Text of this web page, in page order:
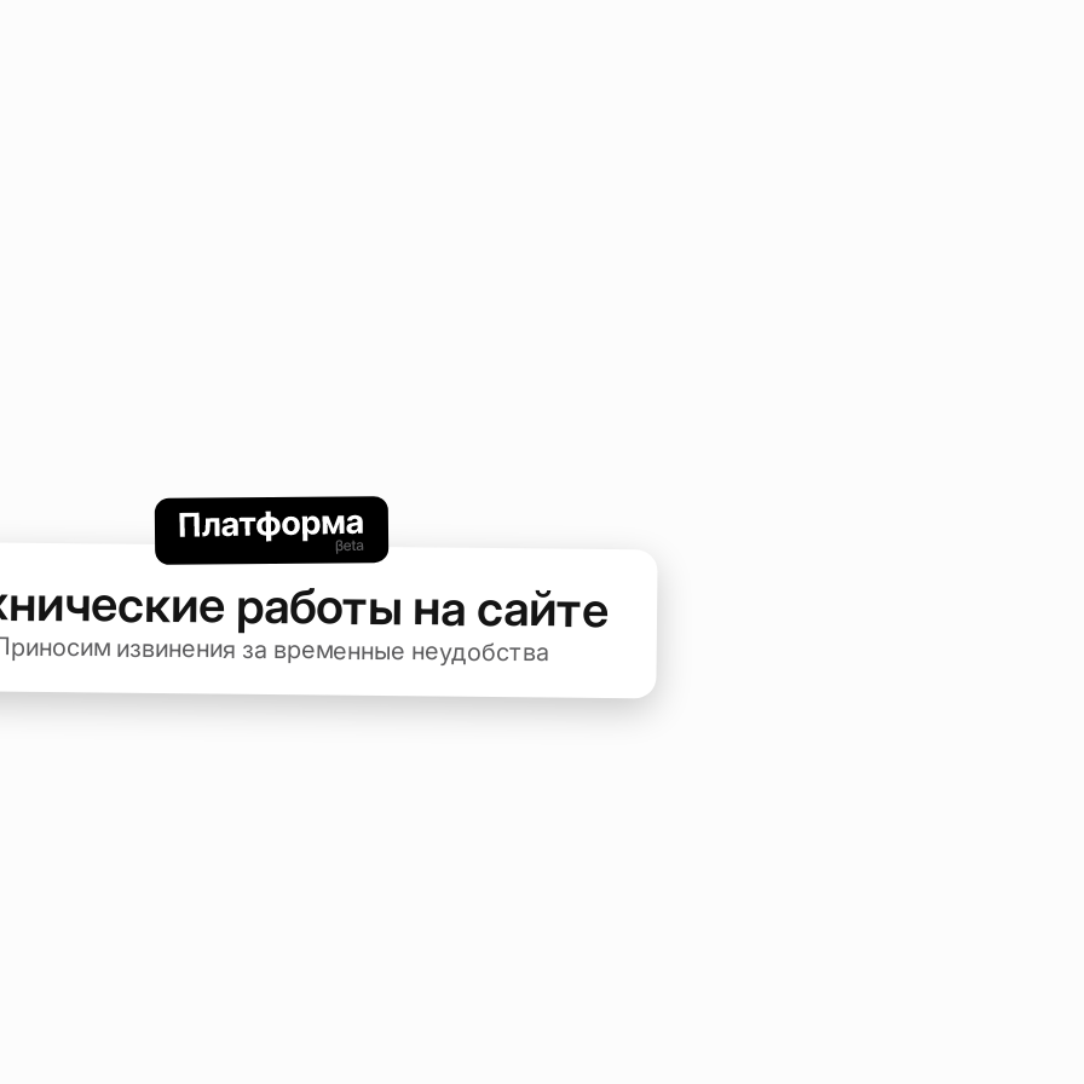
работы на сайте
извинения за временные неудобства